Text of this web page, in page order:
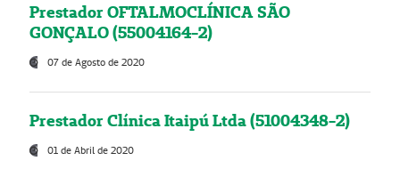
Prestador OFTALMOCLÍNICA SÃO
GONÇALO (55004164-2)
07 de Agosto de 2020
Prestador Clínica Itaipú Ltda (51004348-2)
01 de Abril de 2020